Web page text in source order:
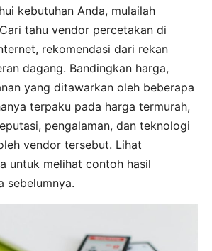
kebutuhan Anda, mulailah
tahu vendor percetakan di
rekomendasi dari rekan
dagang. Bandingkan harga,
yang ditawarkan oleh beberapa
terpaku pada harga termurah,
pengalaman, dan teknologi
vendor tersebut. Lihat
untuk melihat contoh hasil
sebelumnya.